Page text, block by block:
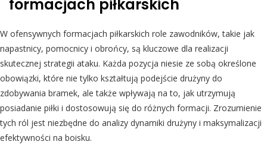
formacjach piłkarskich
W ofensywnych formacjach piłkarskich role zawodników, takie jak
napastnicy, pomocnicy i obrońcy, są kluczowe dla realizacji
skutecznej strategii ataku. Każda pozycja niesie ze sobą określone
obowiązki, które nie tylko kształtują podejście drużyny do
zdobywania bramek, ale także wpływają na to, jak utrzymują
posiadanie piłki i dostosowują się do różnych formacji. Zrozumienie
tych ról jest niezbędne do analizy dynamiki drużyny i maksymalizacji
efektywności na boisku.